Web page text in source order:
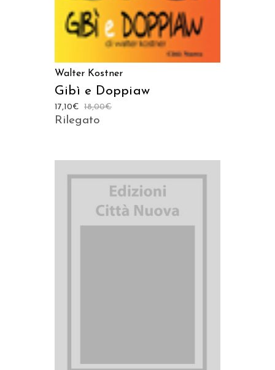
Walter Kostner
Gibì e Doppiaw
18,00€
17,10€
Rilegato